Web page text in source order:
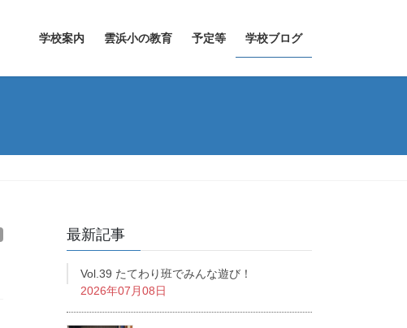
学校案内 雲浜小の教育 予定等 学校ブログ
最新記事
Vol.39 たてわり班でみんな遊び！
2026年07月08日